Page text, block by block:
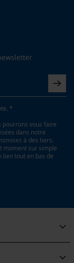
*
pourrons vous faire
dans notre
à des tiers.
moment sur simple
lien tout en bas de